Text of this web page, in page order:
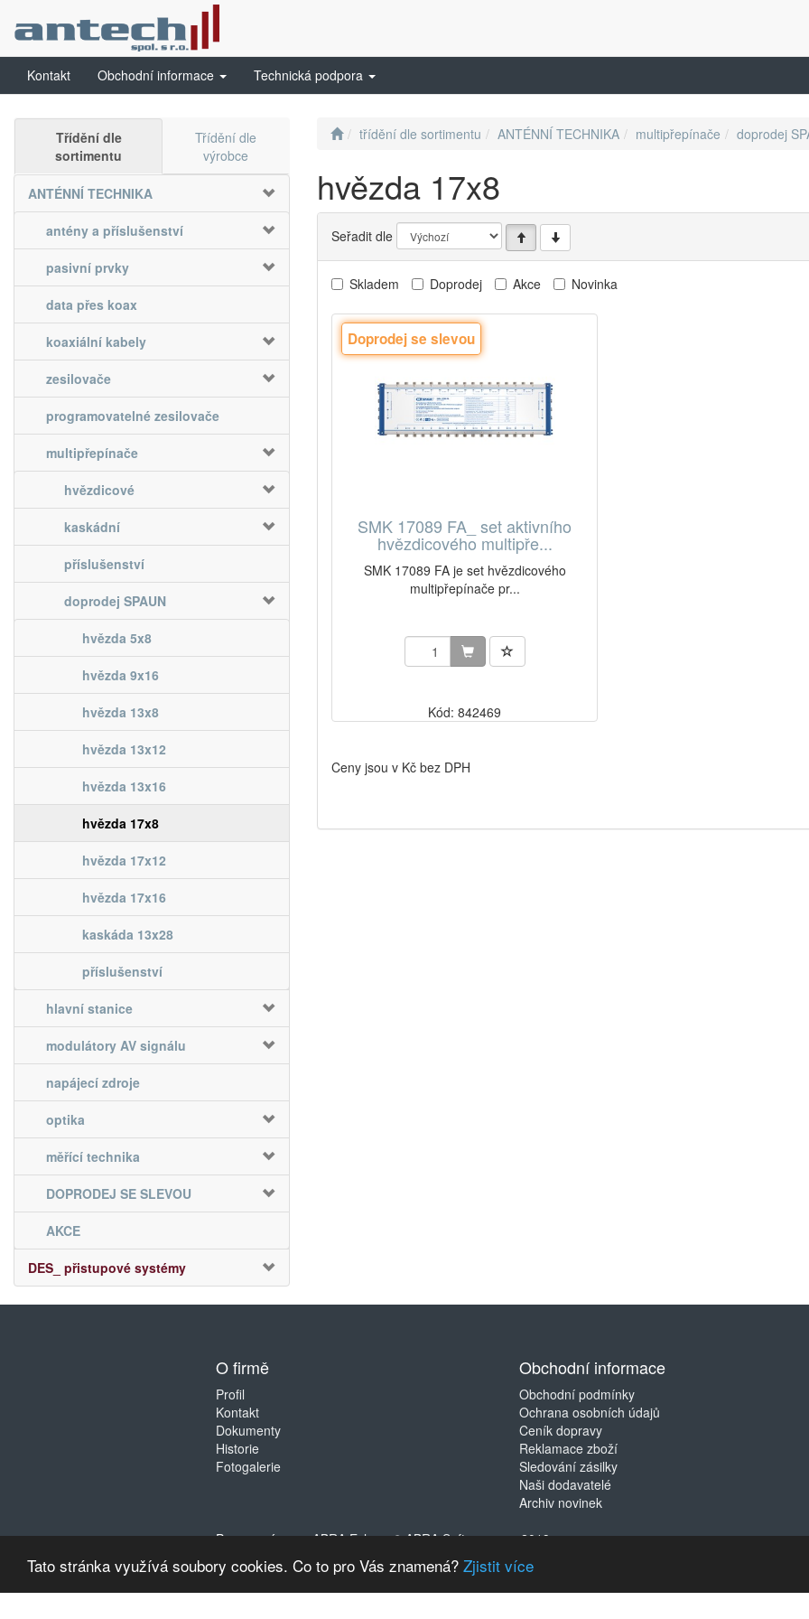
Tato stránka využívá soubory cookies. Co to pro Vás znamená? Zjistit více
Kontakt Obchodní informace Technická podpora
Třídění dle
sortimentu
Třídění dle
výrobce
ANTÉNNÍ TECHNIKA
antény a příslušenství
pasivní prvky
data přes koax
koaxiální kabely
zesilovače
programovatelné zesilovače
multipřepínače
hvězdicové
kaskádní
příslušenství
doprodej SPAUN
hvězda 5x8
hvězda 9x16
hvězda 13x8
hvězda 13x12
hvězda 13x16
hvězda 17x8
hvězda 17x12
hvězda 17x16
kaskáda 13x28
příslušenství
hlavní stanice
modulátory AV signálu
napájecí zdroje
optika
měřící technika
DOPRODEJ SE SLEVOU
AKCE
DES_ přistupové systémy
třídění dle sortimentu ANTÉNNÍ TECHNIKA multipřepínače doprodej
hvězda 17x8
Seřadit dle
Skladem Doprodej Akce Novinka
Doprodej se slevou
SMK 17089 FA_ set aktivního
hvězdicového multipře...
SMK 17089 FA je set hvězdicového
multipřepínače pr...
Kód: 842469
Ceny jsou v Kč bez DPH
O firmě
Profil
Kontakt
Dokumenty
Historie
Fotogalerie
Obchodní informace
Obchodní podmínky
Ochrana osobních údajů
Ceník dopravy
Reklamace zboží
Sledování zásilky
Naši dodavatelé
Archiv novinek
Provozováno naABRA Eshop. ©ABRA Software a.s.2019